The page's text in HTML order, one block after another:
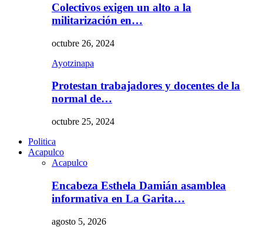
Colectivos exigen un alto a la
militarización en…
octubre 26, 2024
Ayotzinapa
Protestan trabajadores y docentes de la
normal de…
octubre 25, 2024
Politica
Acapulco
Acapulco
Encabeza Esthela Damián asamblea
informativa en La Garita…
agosto 5, 2026